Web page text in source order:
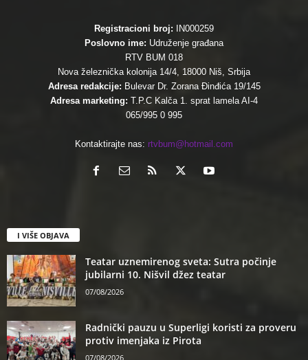
Registracioni broj:
IN000259
Poslovno ime: Udruženje građana
RTV BUM 018
Nova železnička kolonija 14/4, 18000 Niš, Srbija
Adresa redakcije: Bulevar Dr. Zorana Đinđića 19/145
Adresa marketing: T.P.C Kalča 1. sprat lamela AI-4
065/995 0 995
Kontaktirajte nas: rtvbum@hotmail.com
I VIŠE OBJAVA
Teatar uznemirenog sveta: Sutra počinje
jubilarni 10. Nišvil džez teatar
07/08/2026
Radnički pauzu u Superligi koristi za proveru
protiv imenjaka iz Pirota
07/08/2026